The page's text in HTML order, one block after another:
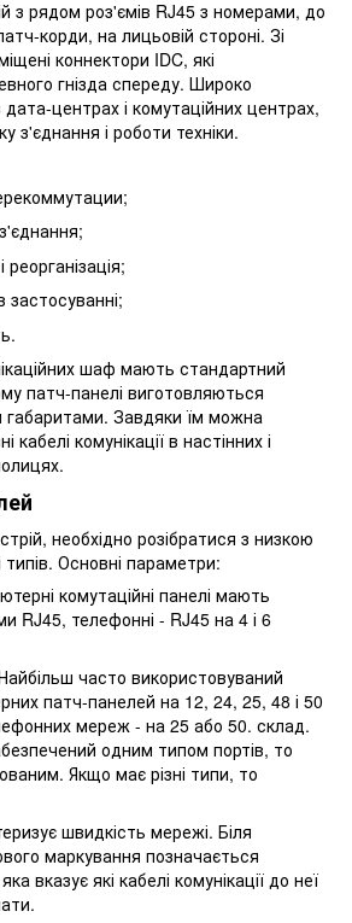
з рядом роз'ємів RJ45 з номерами, до
корди, на лицьовій стороні. Зі
коннектори IDC, які
гнізда спереду. Широко
центрах і комутаційних центрах,
з'єднання і роботи техніки.
застосуванні;
шаф мають стандартний
патч-панелі виготовляються
габаритами. Завдяки їм можна
кабелі комунікації в настінних і
необхідно розібратися з низкою
типів. Основні параметри:
комутаційні панелі мають
RJ45, телефонні - RJ45 на 4 і 6
Найбільш часто використовуваний
патч-панелей на 12, 24, 25, 48 і 50
мереж - на 25 або 50. склад.
одним типом портів, то
Якщо має різні типи, то
швидкість мережі. Біля
маркування позначається
вказує які кабелі комунікації до неї